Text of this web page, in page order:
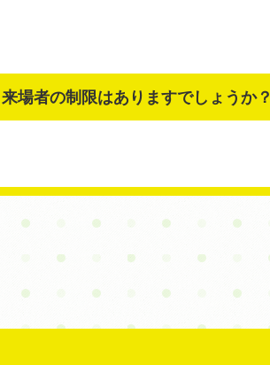
来場者の制限はありますでしょうか？